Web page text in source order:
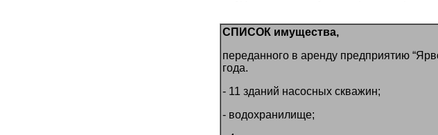
СПИСОК имущества,
переданного в аренду предприятию
года.
- 11 зданий насосных скважин;
- водохранилище;